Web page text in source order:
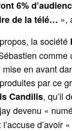
6%
de la télé… »,
la société
comme
mise en avant
par ce
Candilis, qu’il
devenu «
l’accuse d’avoir